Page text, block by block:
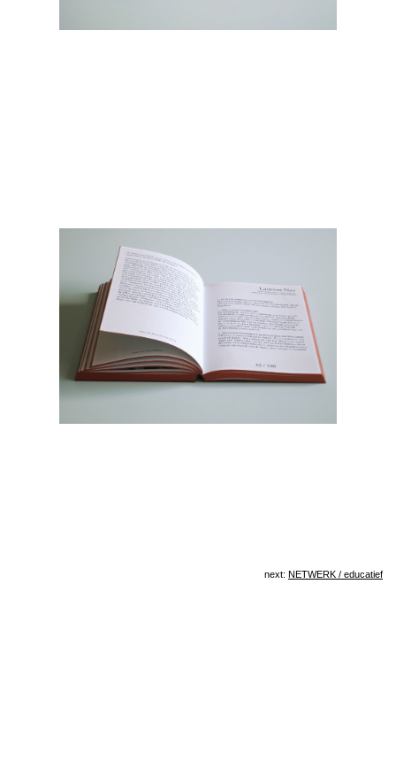
next: NETWERK / educatief